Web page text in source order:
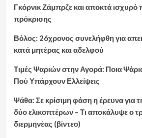
Γκόρνικ Ζάμπρζε και αποκτά ισχυρό
πρόκρισης
Βόλος: 26χρονος συνελήφθη για
κατά μητέρας και αδελφού
Τιμές Ψαριών στην Αγορά: Ποια
Πού Υπάρχουν Ελλείψεις
Ψάθα: Σε κρίσιμη φάση η έρευνα για
δύο ελικοπτέρων – Τι αποκάλυψε ο
διερμηνέας (βίντεο)